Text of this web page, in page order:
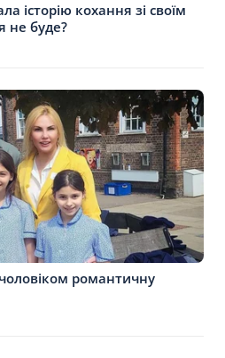
історію кохання зі своїм
не буде?
романтичну